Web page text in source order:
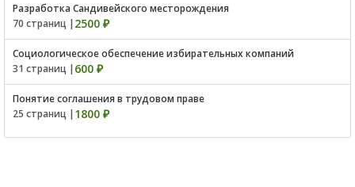
Разработка Сандивейского месторождения
70 страниц | 2500 ₽
Социологическое обеспечение избирательных компаний
31 страниц | 600 ₽
Понятие соглашения в трудовом праве
25 страниц | 1800 ₽